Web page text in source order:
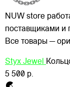
NUW store
поставщиками и
Все товары —
Styx Jewel
5 500 р.